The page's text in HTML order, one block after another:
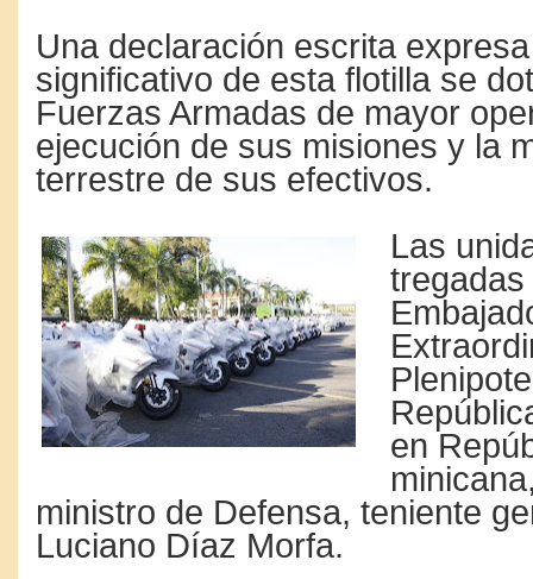
Una declaración escrita
sig­nificativo de esta flotilla se
Fuerzas Arma­das de mayor
ejecución de sus misio­nes y la
terrestre de sus efectivos.
Las
tregadas
en
ministro de Defensa, tenien­te
Luciano Díaz Morfa.